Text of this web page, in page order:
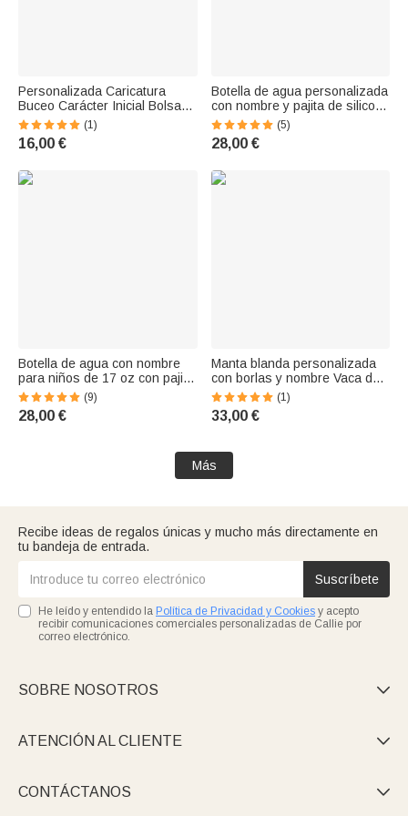
Personalizada Caricatura
Buceo Carácter Inicial Bolsa
de cordón con nombre
Actividades al aire libre Playa
Fiesta Cumpleaños Regalo
(1)
16,00 €
Botella de agua personalizada
con nombre y pajita de silicona
para niños de 17 oz con
animalitos de frutas Regalo de
cumpleaños para niños y
cole
(5)
28,00 €
Botella de agua con nombre
para niños de 17 oz con pajita
de silicona Personalizada con
iniciales de un simpático
animal Regalo de cumpleaños
(9)
28,00 €
Manta blanda personalizada
con borlas y nombre Vaca de
las Tierras Altas Decoración
para el hogar Aniversario
Cumpleaños Regalo para
(1)
33,00 €
Más
Recibe ideas de regalos únicas y mucho más directamente en
tu bandeja de entrada.
Suscríbete
He leído y entendido la Política de Privacidad y Cookies y acepto
recibir comunicaciones comerciales personalizadas de Callie por
correo electrónico.
SOBRE NOSOTROS 
ATENCIÓN AL CLIENTE 
CONTÁCTANOS 